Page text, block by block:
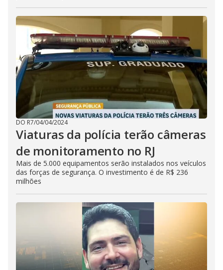
DO R7/04/04/2024
Viaturas da polícia terão câmeras
de monitoramento no RJ
Mais de 5.000 equipamentos serão instalados nos veículos
das forças de segurança. O investimento é de R$ 236
milhões